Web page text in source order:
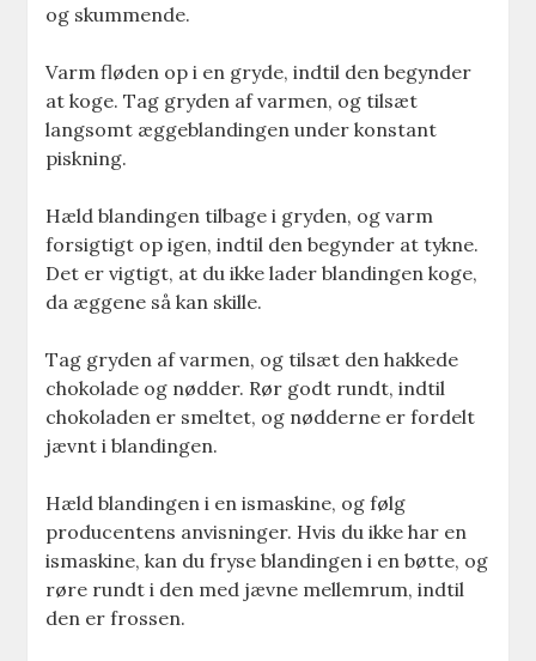
og skummende.
Varm fløden op i en gryde, indtil den begynder
at koge. Tag gryden af varmen, og tilsæt
langsomt æggeblandingen under konstant
piskning.
Hæld blandingen tilbage i gryden, og varm
forsigtigt op igen, indtil den begynder at tykne.
Det er vigtigt, at du ikke lader blandingen koge,
da æggene så kan skille.
Tag gryden af varmen, og tilsæt den hakkede
chokolade og nødder. Rør godt rundt, indtil
chokoladen er smeltet, og nødderne er fordelt
jævnt i blandingen.
Hæld blandingen i en ismaskine, og følg
producentens anvisninger. Hvis du ikke har en
ismaskine, kan du fryse blandingen i en bøtte, og
røre rundt i den med jævne mellemrum, indtil
den er frossen.